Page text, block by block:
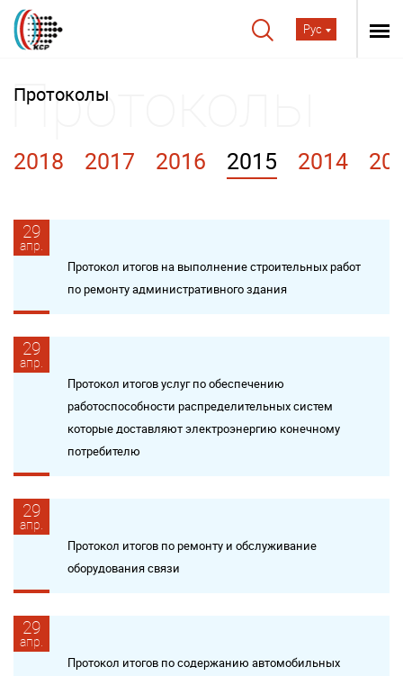
Рус
Протоколы
2018 2017 2016 2015 2014
29
апр.
Протокол итогов на выполнение строительных работ
по ремонту административного здания
29
апр.
Протокол итогов услуг по обеспечению
работоспособности распределительных систем
которые доставляют электроэнергию конечному
потребителю
29
апр.
Протокол итогов по ремонту и обслуживание
оборудования связи
29
апр.
Протокол итогов по содержанию автомобильных